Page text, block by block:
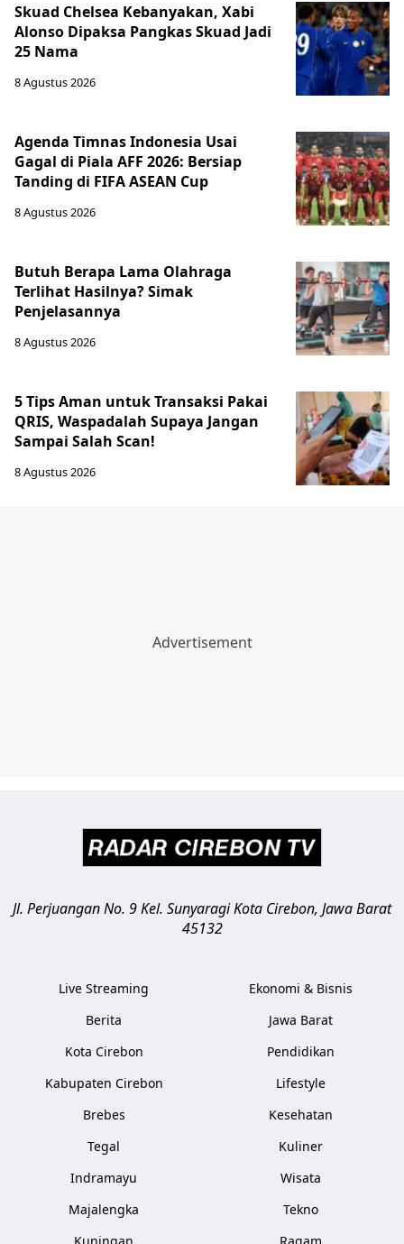
Skuad Chelsea Kebanyakan, Xabi
Alonso Dipaksa Pangkas Skuad Jadi
25 Nama
8 Agustus 2026
Agenda Timnas Indonesia Usai
Gagal di Piala AFF 2026: Bersiap
Tanding di FIFA ASEAN Cup
8 Agustus 2026
Butuh Berapa Lama Olahraga
Terlihat Hasilnya? Simak
Penjelasannya
8 Agustus 2026
5 Tips Aman untuk Transaksi Pakai
QRIS, Waspadalah Supaya Jangan
Sampai Salah Scan!
8 Agustus 2026
Jl. Perjuangan No. 9 Kel. SunyaragiKota Cirebon, Jawa Barat
45132
Live Streaming
Berita
Kota Cirebon
Kabupaten Cirebon
Brebes
Tegal
Indramayu
Majalengka
Ekonomi & Bisnis
Jawa Barat
Pendidikan
Lifestyle
Kesehatan
Kuliner
Wisata
Tekno